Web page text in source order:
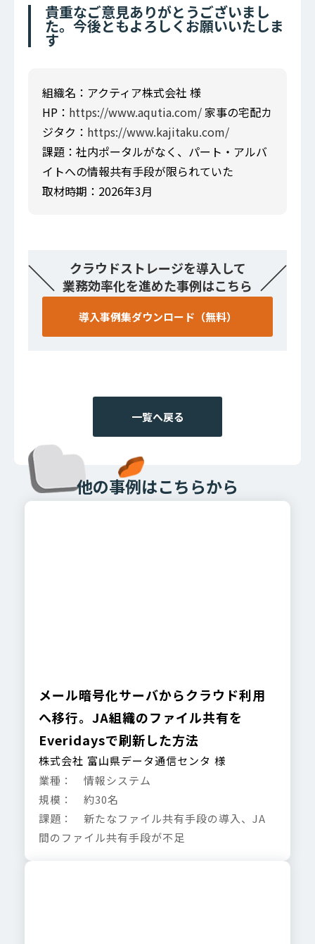
貴重なご意見ありがとうございまし
た。今後ともよろしくお願いいたしま
す
組織名：アクティア株式会社 様
HP： https://www.aqutia.com/家事の宅配カ
ジタク： https://www.kajitaku.com/
課題：社内ポータルがなく、パート・アルバ
イトへの情報共有手段が限られていた
取材時期：2026年3月
＼
クラウドストレージを導入して
業務効率化を進めた事例はこちら
／
導入事例集ダウンロード（無料）
一覧へ戻る
他の事例はこちらから
メール暗号化サーバからクラウド利用
へ移行。JA組織のファイル共有を
Everidaysで刷新した方法
株式会社 富山県データ通信センタ 様
業種： 情報システム
規模： 約30名
課題： 新たなファイル共有手段の導入、JA
間のファイル共有手段が不足